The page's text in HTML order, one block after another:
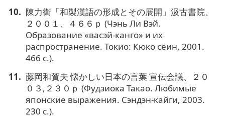
陳力衛「和製漢語の形成とその展開」汲古書院、
２００１、４６６ｐ (Чэнь Ли Вэй.
Образование «васэй-канго» и их
распространение. Токио: Кюко сёин, 2001.
466 с.).
藤岡和賀夫 懐かしい日本の言葉 宣伝会議、２０
０３,２３０ｐ (Фудзиока Такао. Любимые
японские выражения. Сэндэн-кайги, 2003.
230 с.).